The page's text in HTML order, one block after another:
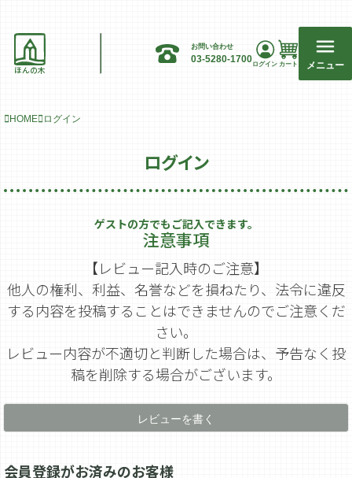
ほんの木
お問い合わせ
03-5280-1700ログイン カート メニュー
HOME ログイン
ログイン
ゲストの方でもご記入できます。
注意事項
【レビュー記入時のご注意】
他人の権利、利益、名誉などを損ねたり、法令に違反
する内容を投稿することはできませんのでご注意くだ
さい。
レビュー内容が不適切と判断した場合は、予告なく投
稿を削除する場合がございます。
レビューを書く
会員登録がお済みのお客様